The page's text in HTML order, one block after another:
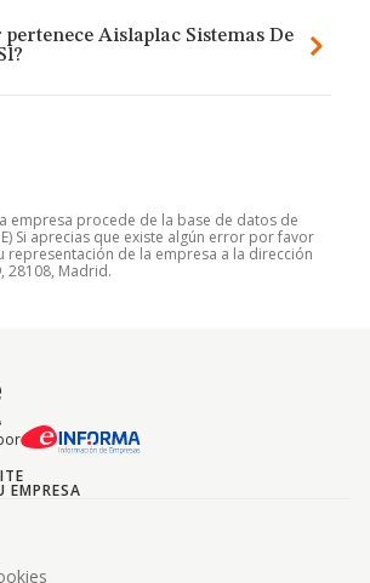
pertenece Aislaplac Sistemas De
empresa procede de la base de datos de
Si aprecias que existe algún error por favor
representación de la empresa a la dirección
28108, Madrid.
EMPRESA